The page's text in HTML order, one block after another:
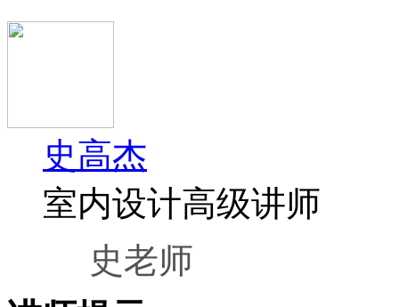
史高杰
室内设计高级讲师
史老师